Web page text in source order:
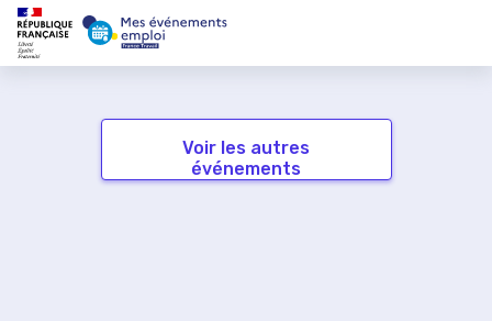
Voir les autres
événements